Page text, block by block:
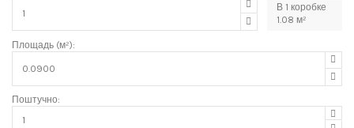
В 1 коробке
1.08 м²
Площадь (м²):
Поштучно: